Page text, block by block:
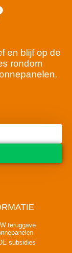
en blijf op de
rondom
teruggave
subsidies